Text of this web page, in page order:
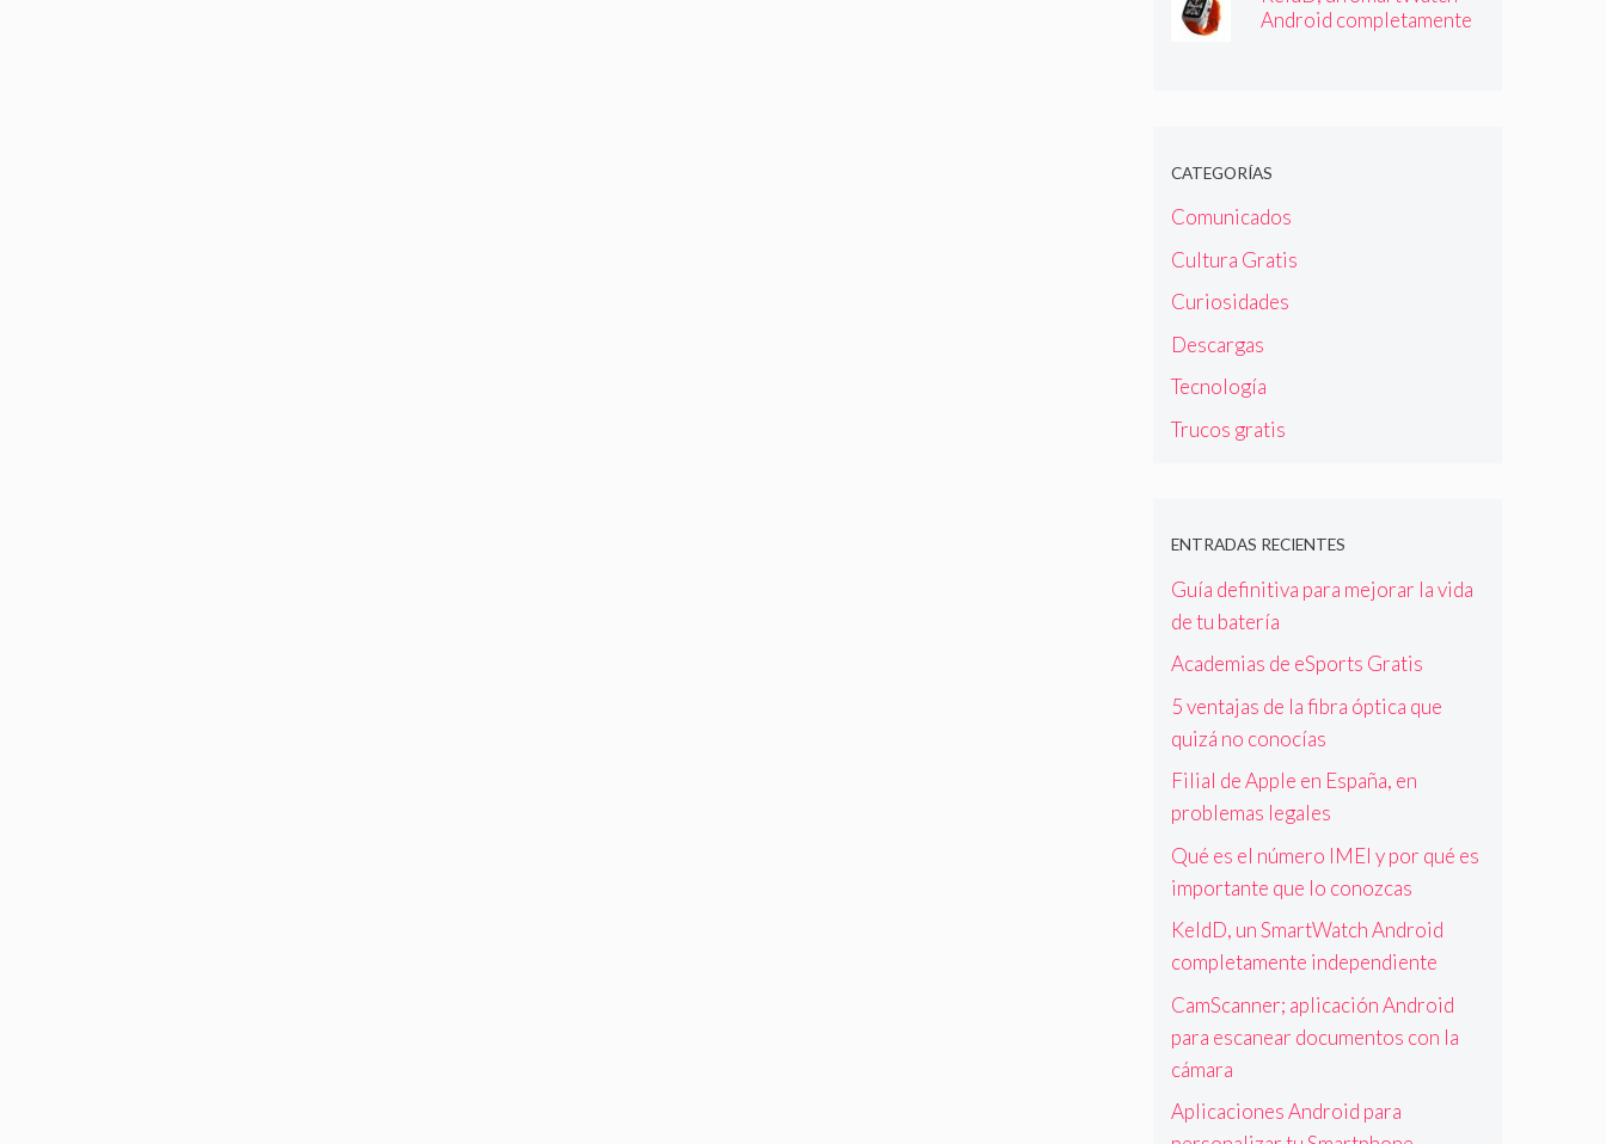
Android completamente
CATEGORÍAS
Comunicados
Cultura Gratis
Curiosidades
Descargas
Tecnología
Trucos gratis
ENTRADAS RECIENTES
Guía definitiva para mejorar la vida
de tu batería
Academias de eSports Gratis
5 ventajas de la fibra óptica que
quizá no conocías
Filial de Apple en España, en
problemas legales
Qué es el número IMEI y por qué es
importante que lo conozcas
KeldD, un SmartWatch Android
completamente independiente
CamScanner; aplicación Android
para escanear documentos con la
cámara
Aplicaciones Android para